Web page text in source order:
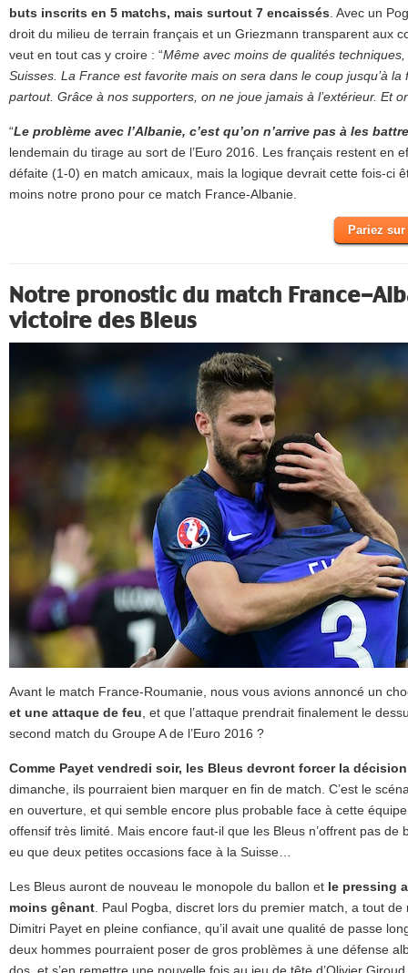
buts inscrits en 5 matchs, mais surtout 7 encaissés . Avec un
droit du milieu de terrain français et un Griezmann transparent aux
veut en tout cas y croire : “Même avec moins de qualités
Suisses. La France est favorite mais on sera dans le coup jusqu’à
partout. Grâce à nos supporters, on ne joue jamais à l’extérieur. Et
“Le problème avec l’Albanie, c’est qu’on n’arrive pas à les battre
lendemain du tirage au sort de l’Euro 2016. Les français restent en
défaite (1-0) en match amicaux, mais la logique devrait cette fois-ci
moins notre prono pour ce match France-Albanie.
Pariez
Notre pronostic du match France-
victoire des Bleus
Avant le match France-Roumanie, nous vous avions annoncé un
et une attaque de feu , et que l’attaque prendrait finalement le
second match du Groupe A de l’Euro 2016 ?
Comme Payet vendredi soir, les Bleus devront forcer la
dimanche, ils pourraient bien marquer en fin de match. C’est le
en ouverture, et qui semble encore plus probable face à cette
offensif très limité. Mais encore faut-il que les Bleus n’offrent pas de
eu que deux petites occasions face à la Suisse…
Les Bleus auront de nouveau le monopole du ballon et le pressing
moins gênant . Paul Pogba, discret lors du premier match, a tout
Dimitri Payet en pleine confiance, qu’il avait une qualité de passe
deux hommes pourraient poser de gros problèmes à une défense